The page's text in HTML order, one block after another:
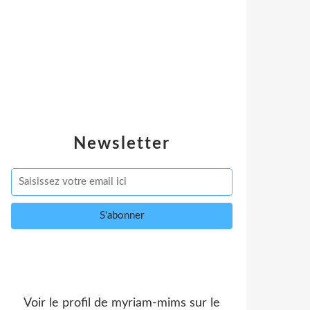
Newsletter
Voir le profil de myriam-mims sur le